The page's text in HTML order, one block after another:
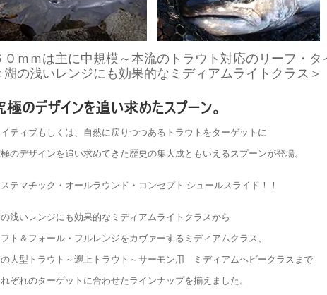
０ｍｍは主に中規模～本流のトラウト対応のリーフ・タ
湖の浅いレンジにも効果的なミディアムライトクラス＞
ティブもしくは、自然に戻りつつあるトラウトをターゲットに
のデザインを追い求めてきた歴史の集大成ともいえるスプーンが登場。
テマチック・オールラウンド・コンセプト シュールスライド！！
浅いレンジにも効果的なミディアムライトクラスから
フト＆フォール・フルレンジをカヴァーするミディアムクラス、
大型トラウト～遡上トラウト～サーモン用 ミディアムヘビークラスまで
ぞれのターゲットに合わせたラインナップを揃えました。